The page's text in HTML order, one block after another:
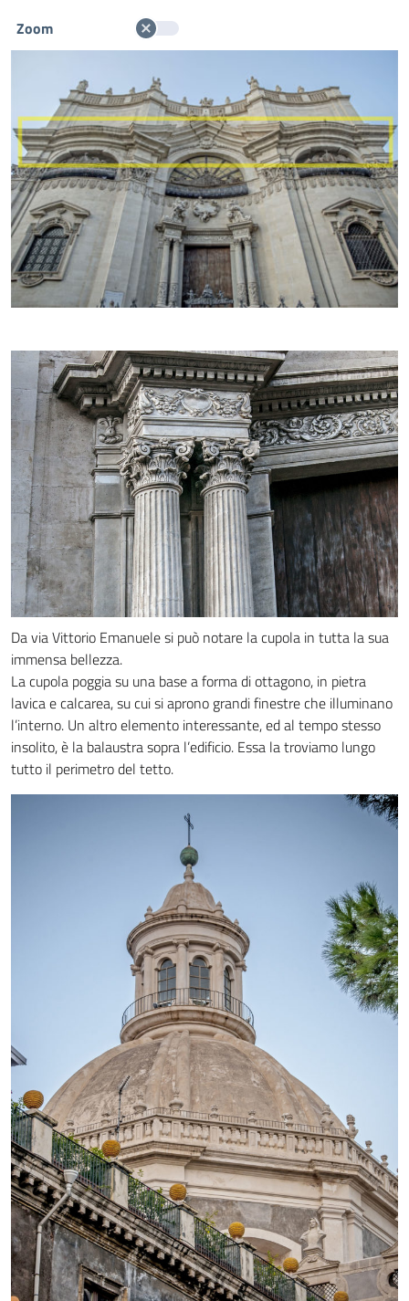
Zoom
Da via Vittorio Emanuele si può notare la cupola in tutta la sua
immensa bellezza.
La cupola poggia su una base a forma di ottagono, in pietra
lavica e calcarea, su cui si aprono grandi finestre che illuminano
l’interno. Un altro elemento interessante, ed al tempo stesso
insolito, è la balaustra sopra l’edificio. Essa la troviamo lungo
tutto il perimetro del tetto.